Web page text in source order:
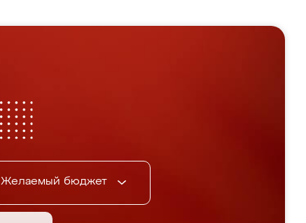
Желаемый бюджет